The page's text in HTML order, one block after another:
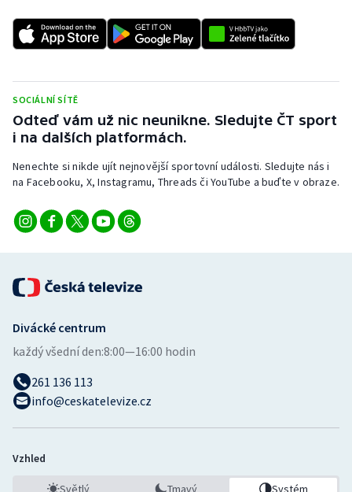
SOCIÁLNÍ SÍTĚ
Odteď vám už nic neunikne. Sledujte ČT sport
i na dalších platformách.
Nenechte si nikde ujít nejnovější sportovní události. Sledujte nás i
na Facebooku, X, Instagramu, Threads či YouTube a buďte v obraze.
Divácké centrum
každý všední den:8:00—16:00 hodin
261 136 113
info@ceskatelevize.cz
Vzhled
Světlý Tmavý Systém